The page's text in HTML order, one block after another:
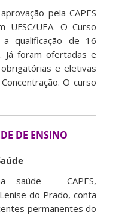
pela CAPES
UFSC/UEA. O Curso
qualificação de 16
Já foram ofertadas e
e eletivas
O curso
DE ENSINO
saúde – CAPES,
do Prado, conta
permanentes do